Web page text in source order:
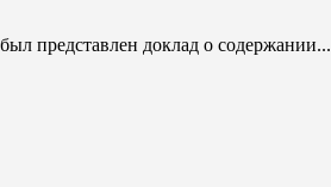
представлен доклад о содержании...